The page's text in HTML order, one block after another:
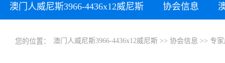
澳门人威尼斯3966-4436x12威尼斯 协会信息
您的位置： 澳门人威尼斯3966-4436x12威尼斯 >> 协会信息 >> 专